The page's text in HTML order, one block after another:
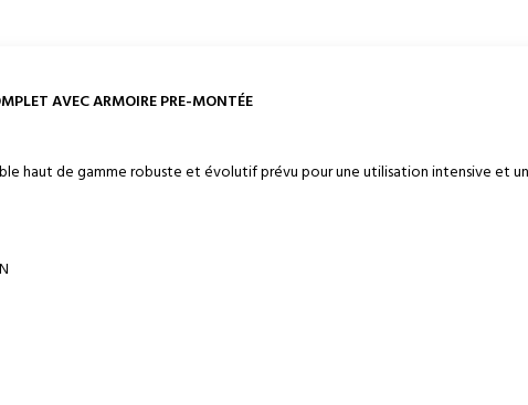
AVEC ARMOIRE PRE-MONTÉE
haut de gamme robuste et évolutif prévu pour une utilisation intensive et